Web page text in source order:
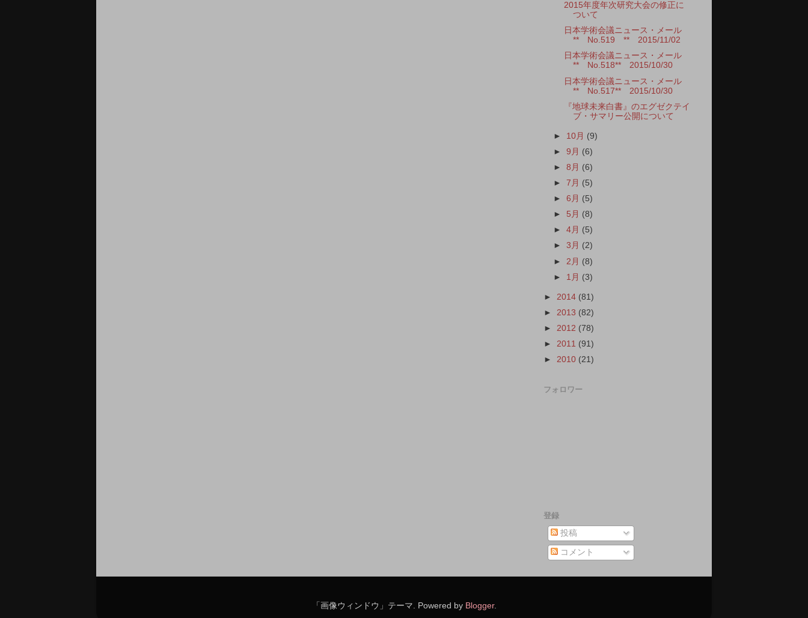
2015年度年次研究大会の修正に
ついて
日本学術会議ニュース・メール
** No.519 ** 2015/11/02
日本学術会議ニュース・メール
** No.518** 2015/10/30
日本学術会議ニュース・メール
** No.517** 2015/10/30
『地球未来白書』のエグゼクテイ
ブ・サマリー公開について
► 10月 (9)
►9月 (6)
►8月 (6)
►7月 (5)
►6月 (5)
► 5月 (8)
►4月 (5)
►3月 (2)
► 2月 (8)
► 1月 (3)
► 2014 (81)
► 2013 (82)
► 2012 (78)
► 2011 (91)
► 2010 (21)
フォロワー
登録
投稿
コメント
「画像ウィンドウ」テーマ. Powered by Blogger.